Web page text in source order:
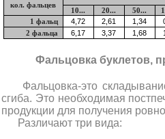
кол. фальцев
10...
20... 50...
1 фальц
2 фальца
Фальцовка буклетов,
Фальцовка-это
сгиба. Это необходимая
продукции для получения
Различают три вида: